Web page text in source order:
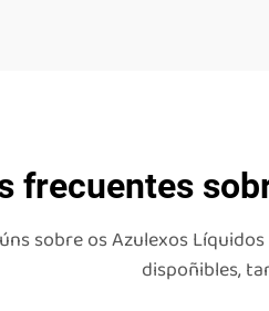
frecuentes
sobre os Azulexos
dispoñibles,